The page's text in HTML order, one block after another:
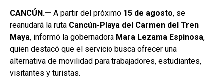
CANCÚN.— A partir del próximo 15 de agosto, se
reanudará la ruta Cancún-Playa del Carmen del Tren
Maya, informó la gobernadora Mara Lezama Espinosa,
quien destacó que el servicio busca ofrecer una
alternativa de movilidad para trabajadores, estudiantes,
visitantes y turistas.